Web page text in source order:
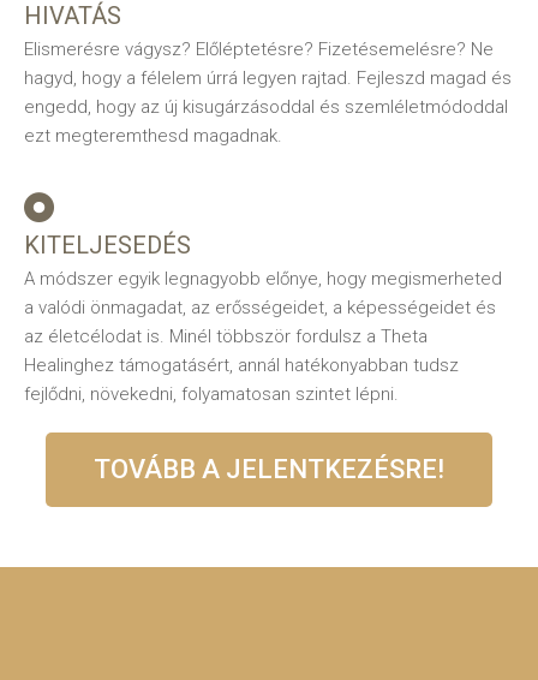
HIVATÁS
Elismerésre vágysz? Előléptetésre? Fizetésemelésre? Ne
hagyd, hogy a félelem úrrá legyen rajtad. Fejleszd magad és
engedd, hogy az új kisugárzásoddal és szemléletmódoddal
ezt megteremthesd magadnak.
KITELJESEDÉS
A módszer egyik legnagyobb előnye, hogy megismerheted
a valódi önmagadat, az erősségeidet, a képességeidet és
az életcélodat is. Minél többször fordulsz a Theta
Healinghez támogatásért, annál hatékonyabban tudsz
fejlődni, növekedni, folyamatosan szintet lépni.
TOVÁBB A JELENTKEZÉSRE!